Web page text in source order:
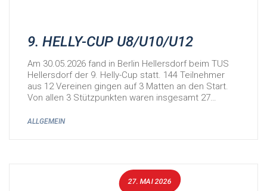
9. HELLY-CUP U8/U10/U12
Am 30.05.2026 fand in Berlin Hellersdorf beim TUS
Hellersdorf der 9. Helly-Cup statt. 144 Teilnehmer
aus 12 Vereinen gingen auf 3 Matten an den Start.
Von allen 3 Stützpunkten waren insgesamt 27…
ALLGEMEIN
27. MAI 2026